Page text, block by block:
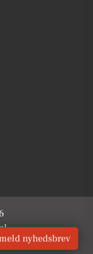
nyhedsbrev